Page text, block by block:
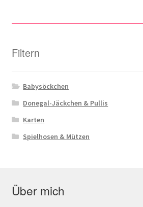
Filtern
Babysöckchen
Donegal-Jäckchen & Pullis
Karten
Spielhosen & Mützen
Über mich